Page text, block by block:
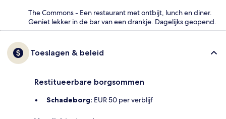
The Commons - Een restaurant met ontbijt, lunch en diner.
Geniet lekker in de bar van een drankje. Dagelijks geopend.
Toeslagen & beleid
Restitueerbare borgsommen
Schadeborg: EUR 50 per verblijf